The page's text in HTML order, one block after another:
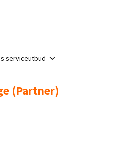
serviceutbud
(Partner)